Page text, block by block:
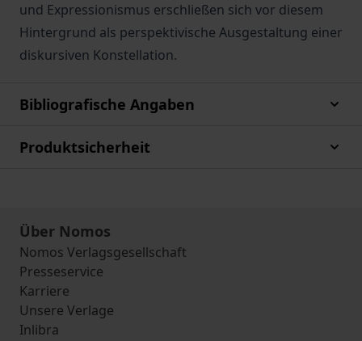
und Expressionismus erschließen sich vor diesem
Hintergrund als perspektivische Ausgestaltung einer
diskursiven Konstellation.
Bibliografische Angaben
Produktsicherheit
Über Nomos
Nomos Verlagsgesellschaft
Presseservice
Karriere
Unsere Verlage
Inlibra